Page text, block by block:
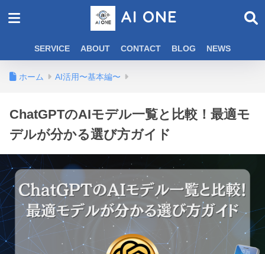
AI ONE
SERVICE ABOUT CONTACT BLOG NEWS
ホーム AI活用〜基本編〜
ChatGPTのAIモデル一覧と比較！最適モ
デルが分かる選び方ガイド